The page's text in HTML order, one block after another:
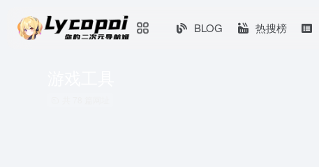
BLOG 热搜榜